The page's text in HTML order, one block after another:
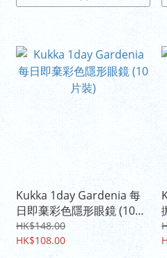
Kukka 1day Gardenia 每
日即棄彩色隱形眼鏡 (10片
裝)
HK$148.00
HK$108.00